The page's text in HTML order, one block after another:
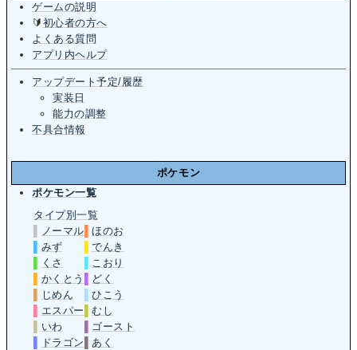
ゲームの説明
🔰 初心者の方へ
よくある質問
アプリ内ヘルプ
アップデート予定/履歴
実装日
能力の調整
不具合情報
ポケモン
ポケモン一覧
タイプ別一覧
ノーマル ▌ほのお
みず ▌でんき
くさ
こおり
かくとう
どく
じめん ▌ひこう
エスパー ▌むし
いわ
ゴースト
ドラゴン ▌あく